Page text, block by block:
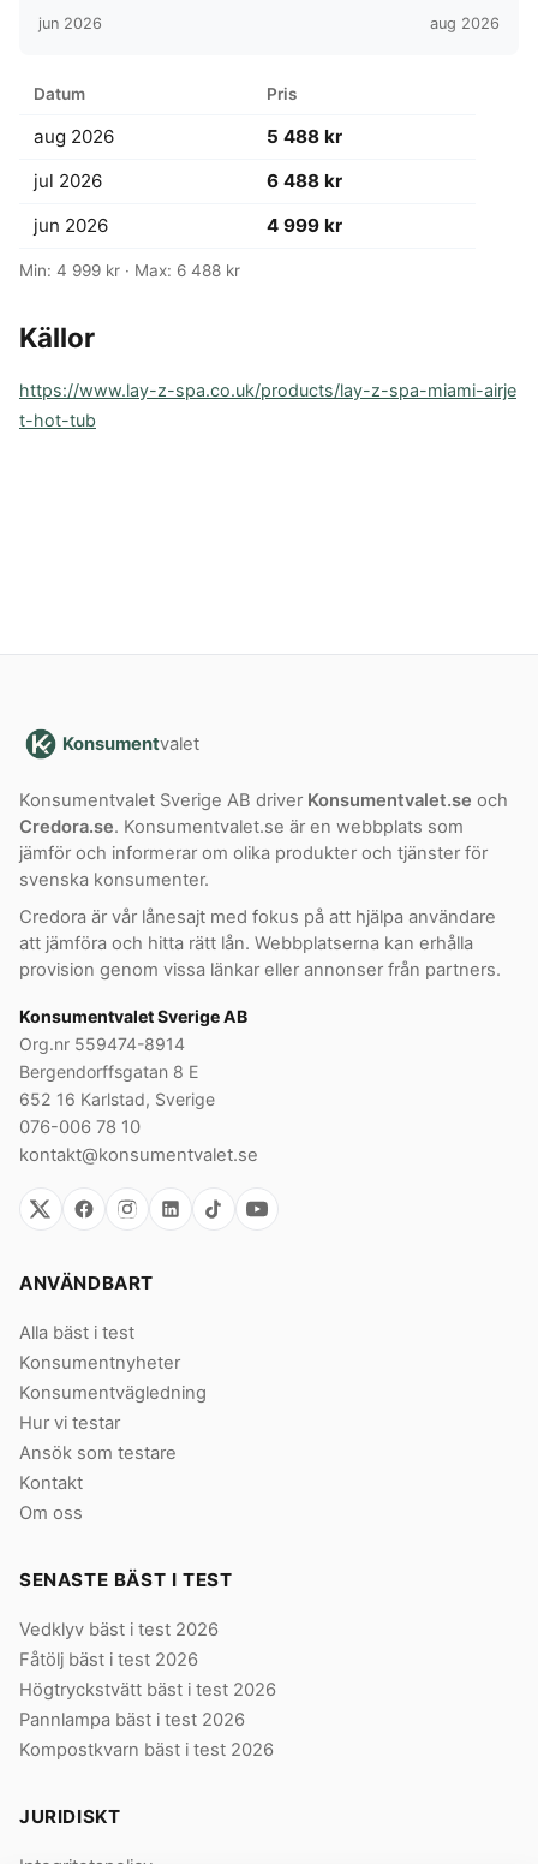
jun 2026 aug 2026
Datum Pris
aug 2026
5 488 kr
jul 2026
6 488 kr
jun 2026
4 999 kr
Min: 4 999 kr · Max: 6 488 kr
Källor
https://www.lay-z-spa.co.uk/products/lay-z-spa-miami-airje
t-hot-tub
Konsumentvalet
Konsumentvalet Sverige AB driver Konsumentvalet.se och
Credora.se. Konsumentvalet.se är en webbplats som
jämför och informerar om olika produkter och tjänster för
svenska konsumenter.
Credora är vår lånesajt med fokus på att hjälpa användare
att jämföra och hitta rätt lån. Webbplatserna kan erhålla
provision genom vissa länkar eller annonser från partners.
Konsumentvalet Sverige AB
Org.nr 559474-8914
Bergendorffsgatan 8 E
652 16 Karlstad, Sverige
076-006 78 10
kontakt@konsumentvalet.se
ANVÄNDBART
Alla bäst i test
Konsumentnyheter
Konsumentvägledning
Hur vi testar
Ansök som testare
Kontakt
Om oss
SENASTE BÄST I TEST
Vedklyv bäst i test 2026
Fåtölj bäst i test 2026
Högtryckstvätt bäst i test 2026
Pannlampa bäst i test 2026
Kompostkvarn bäst i test 2026
JURIDISKT